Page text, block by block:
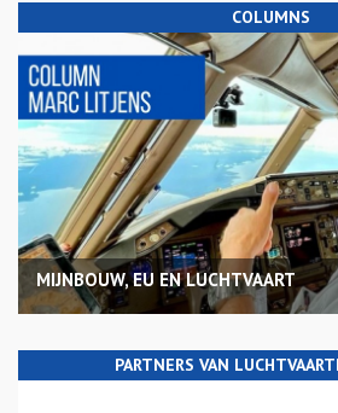
COLUMNS
MIJNBOUW, EU EN LUCHTVAART
PARTNERS VAN